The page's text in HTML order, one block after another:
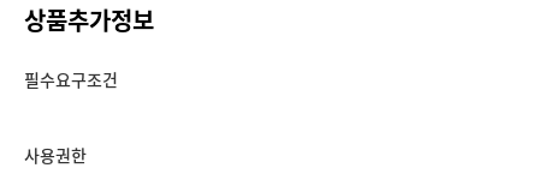
상품추가정보
필수요구조건
사용권한